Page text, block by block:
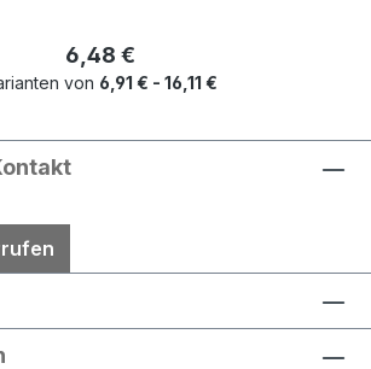
Regulärer Preis:
6,48 €
von 6,91 € - 16,11 €